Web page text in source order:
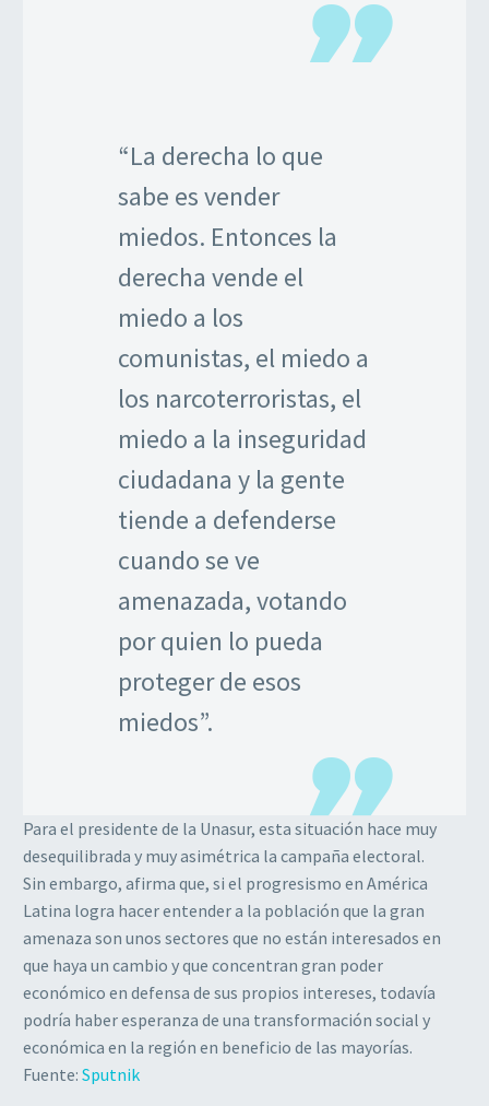
“La derecha lo que
sabe es vender
miedos. Entonces la
derecha vende el
miedo a los
comunistas, el miedo a
los narcoterroristas, el
miedo a la inseguridad
ciudadana y la gente
tiende a defenderse
cuando se ve
amenazada, votando
por quien lo pueda
proteger de esos
miedos”.
Para el presidente de la Unasur, esta situación hace muy
desequilibrada y muy asimétrica la campaña electoral.
Sin embargo, afirma que, si el progresismo en América
Latina logra hacer entender a la población que la gran
amenaza son unos sectores que no están interesados en
que haya un cambio y que concentran gran poder
económico en defensa de sus propios intereses, todavía
podría haber esperanza de una transformación social y
económica en la región en beneficio de las mayorías.
Fuente: Sputnik